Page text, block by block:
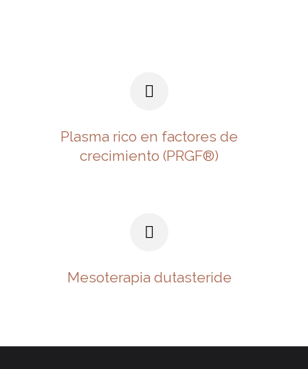
Plasma rico en factores de
crecimiento (PRGF®)
Mesoterapia dutasteride
PRIMERA VISITA